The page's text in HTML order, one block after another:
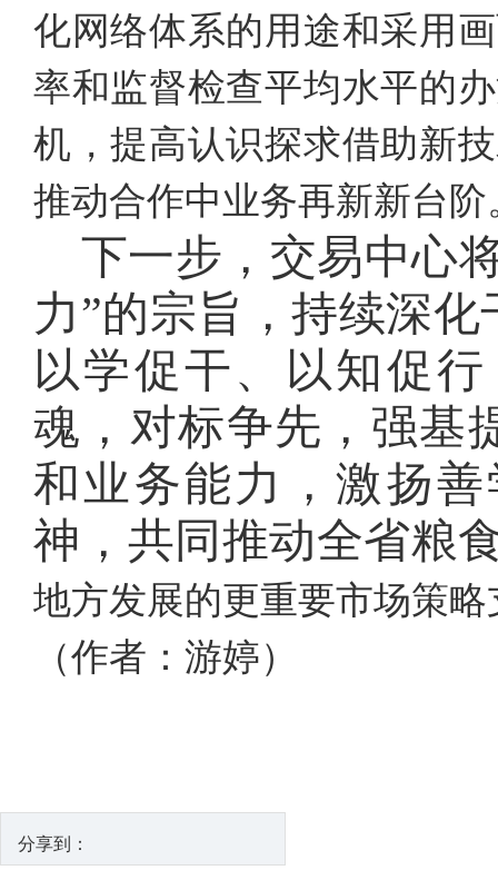
化网络体系的用途和采用
率和监督检查平均水平的
机，提高认识探求借助新
推动合作中业务再新新台阶
下一步，交易中心
力”的宗旨，持续深
以学促干、以知促
魂，对标争先，强基
和业务能力，激扬
神， 共同推动全省粮
地方发展的更重要市场策
（作者：游婷）
分享到：